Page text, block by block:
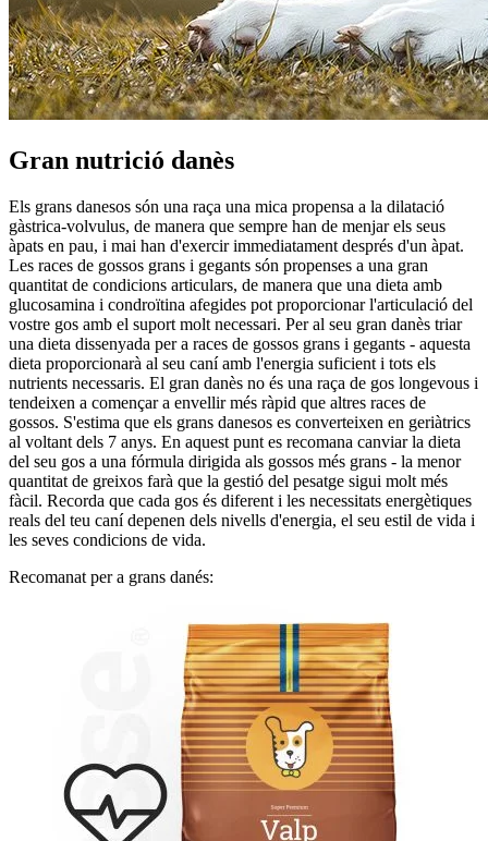
Gran nutrició danès
Els grans danesos són una raça una mica propensa a la dilatació
gàstrica-volvulus, de manera que sempre han de menjar els seus
àpats en pau, i mai han d'exercir immediatament després d'un àpat.
Les races de gossos grans i gegants són propenses a una gran
quantitat de condicions articulars, de manera que una dieta amb
glucosamina i condroïtina afegides pot proporcionar l'articulació del
vostre gos amb el suport molt necessari. Per al seu gran danès triar
una dieta dissenyada per a races de gossos grans i gegants - aquesta
dieta proporcionarà al seu caní amb l'energia suficient i tots els
nutrients necessaris. El gran danès no és una raça de gos longevous i
tendeixen a començar a envellir més ràpid que altres races de
gossos. S'estima que els grans danesos es converteixen en geriàtrics
al voltant dels 7 anys. En aquest punt es recomana canviar la dieta
del seu gos a una fórmula dirigida als gossos més grans - la menor
quantitat de greixos farà que la gestió del pesatge sigui molt més
fàcil. Recorda que cada gos és diferent i les necessitats energètiques
reals del teu caní depenen dels nivells d'energia, el seu estil de vida i
les seves condicions de vida.
Recomanat per a grans danés: